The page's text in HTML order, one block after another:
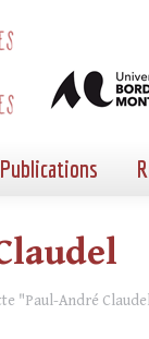
Publications
"Paul-André